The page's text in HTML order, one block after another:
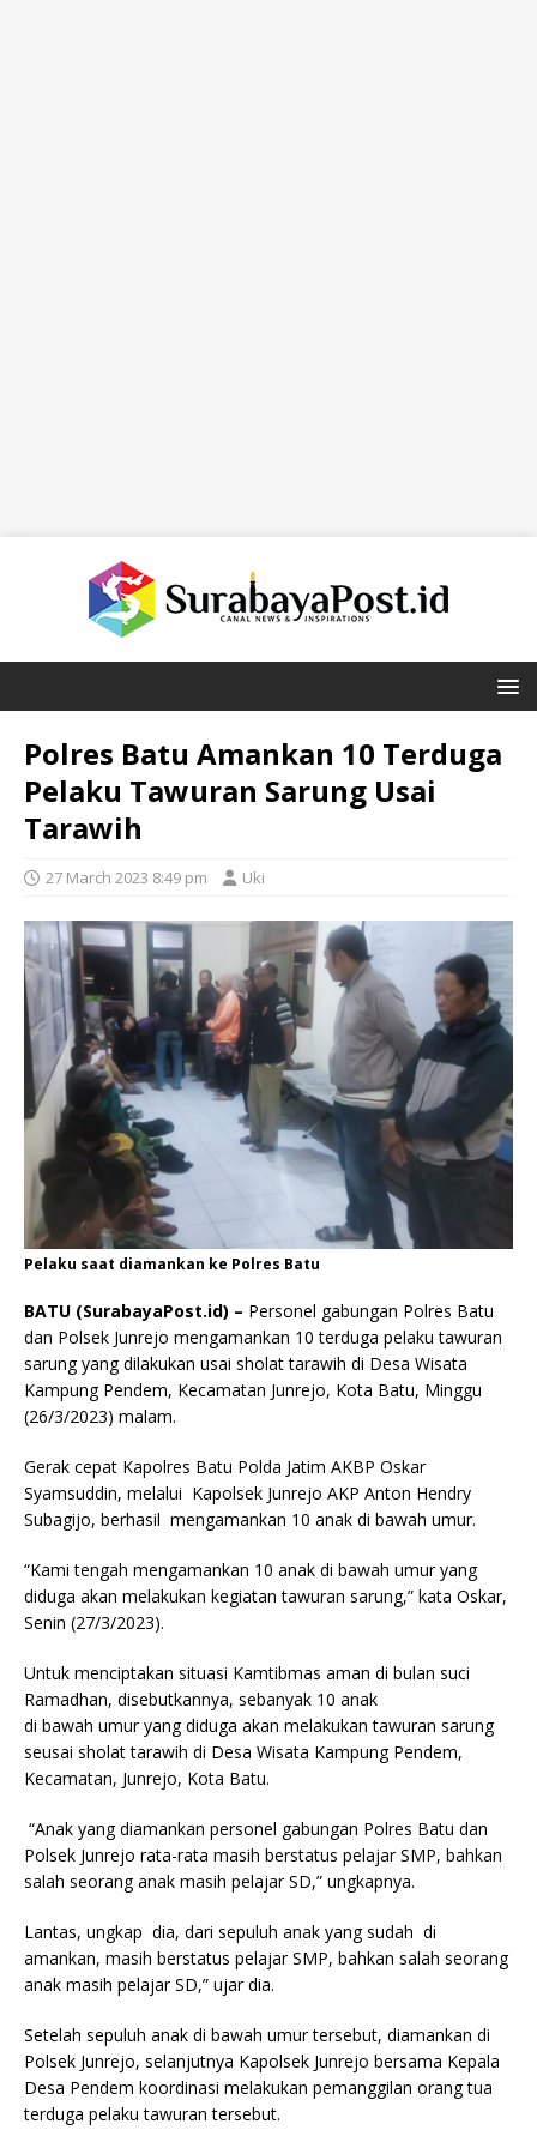
Polres Batu Amankan 10 Terduga
Pelaku Tawuran Sarung Usai
Tarawih
27 March 2023 8:49 pm Uki
Pelaku saat diamankan ke Polres Batu
BATU (SurabayaPost.id) – Personel gabungan Polres Batu
dan Polsek Junrejo mengamankan 10 terduga pelaku tawuran
sarung yang dilakukan usai sholat tarawih di Desa Wisata
Kampung Pendem, Kecamatan Junrejo, Kota Batu, Minggu
(26/3/2023) malam.
Gerak cepat Kapolres Batu Polda Jatim AKBP Oskar
Syamsuddin, melalui Kapolsek Junrejo AKP Anton Hendry
Subagijo, berhasil mengamankan 10 anak di bawah umur.
“Kami tengah mengamankan 10 anak di bawah umur yang
diduga akan melakukan kegiatan tawuran sarung,” kata Oskar,
Senin (27/3/2023).
Untuk menciptakan situasi Kamtibmas aman di bulan suci
Ramadhan, disebutkannya, sebanyak 10 anak
di bawah umur yang diduga akan melakukan tawuran sarung
seusai sholat tarawih di Desa Wisata Kampung Pendem,
Kecamatan, Junrejo, Kota Batu.
“Anak yang diamankan personel gabungan Polres Batu dan
Polsek Junrejo rata-rata masih berstatus pelajar SMP, bahkan
salah seorang anak masih pelajar SD,” ungkapnya.
Lantas, ungkap dia, dari sepuluh anak yang sudah di
amankan, masih berstatus pelajar SMP, bahkan salah seorang
anak masih pelajar SD,” ujar dia.
Setelah sepuluh anak di bawah umur tersebut, diamankan di
Polsek Junrejo, selanjutnya Kapolsek Junrejo bersama Kepala
Desa Pendem koordinasi melakukan pemanggilan orang tua
terduga pelaku tawuran tersebut.